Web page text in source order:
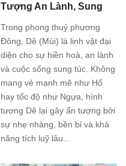
Tượng An Lành, Sung
Trong phong thuỷ phương
Đông, Dê (Mùi) là linh vật đại
diện cho sự hiền hoà, an lành
và cuộc sống sung túc. Không
mang vẻ mạnh mẽ như Hổ
hay tốc độ như Ngựa, hình
tượng Dê lại gây ấn tượng bởi
sự nhẹ nhàng, bền bỉ và khả
năng tích luỹ lâu...